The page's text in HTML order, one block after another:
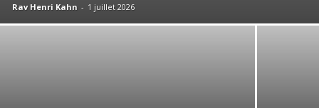
Rav Henri Kahn - 1 juillet 2026